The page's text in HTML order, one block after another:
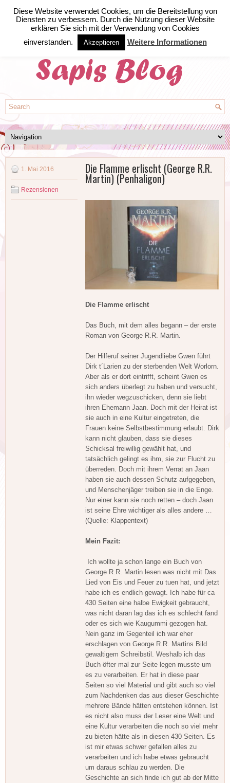
1. Mai 2016
Rezensionen
Die Flamme erlischt (George R.R.
Martin) (Penhaligon)
Die Flamme erlischt
Das Buch, mit dem alles begann – der erste
Roman von George R.R. Martin.
Der Hilferuf seiner Jugendliebe Gwen führt
Dirk t´Larien zu der sterbenden Welt Worlorn.
Aber als er dort eintrifft, scheint Gwen es
sich anders überlegt zu haben und versucht,
ihn wieder wegzuschicken, denn sie liebt
ihren Ehemann Jaan. Doch mit der Heirat ist
sie auch in eine Kultur eingetreten, die
Frauen keine Selbstbestimmung erlaubt. Dirk
kann nicht glauben, dass sie dieses
Schicksal freiwillig gewählt hat, und
tatsächlich gelingt es ihm, sie zur Flucht zu
überreden. Doch mit ihrem Verrat an Jaan
haben sie auch dessen Schutz aufgegeben,
und Menschenjäger treiben sie in die Enge.
Nur einer kann sie noch retten – doch Jaan
ist seine Ehre wichtiger als alles andere …
(Quelle: Klappentext)
Mein Fazit:
Ich wollte ja schon lange ein Buch von
George R.R. Martin lesen was nicht mit Das
Lied von Eis und Feuer zu tuen hat, und jetzt
habe ich es endlich gewagt. Ich habe für ca
430 Seiten eine halbe Ewigkeit gebraucht,
was nicht daran lag das ich es schlecht fand
oder es sich wie Kaugummi gezogen hat.
Nein ganz im Gegenteil ich war eher
erschlagen von George R.R. Martins Bild
gewaltigem Schreibstil. Weshalb ich das
Buch öfter mal zur Seite legen musste um
es zu verarbeiten. Er hat in diese paar
Seiten so viel Material und gibt auch so viel
zum Nachdenken das aus dieser Geschichte
mehrere Bände hätten entstehen können. Ist
es nicht also muss der Leser eine Welt und
eine Kultur verarbeiten die noch so viel mehr
zu bieten hätte als in diesen 430 Seiten. Es
ist mir etwas schwer gefallen alles zu
verarbeiten und ich habe etwas gebraucht
um daraus schlau zu werden. Die
Geschichte an sich finde ich gut ab der Mitte
Diese Website verwendet Cookies, um die Bereitstellung von
Diensten zu verbessern. Durch die Nutzung dieser Website
erklären Sie sich mit der Verwendung von Cookies
einverstanden.
Akzeptieren Weitere Informationen